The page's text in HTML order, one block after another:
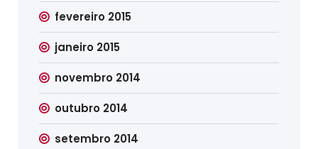
fevereiro 2015
janeiro 2015
novembro 2014
outubro 2014
setembro 2014